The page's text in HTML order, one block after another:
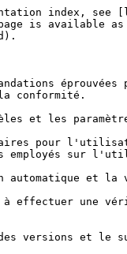
index,
is available
conformité.
et les
pour
employés sur
automatique et la
à effectuer une
versions et le